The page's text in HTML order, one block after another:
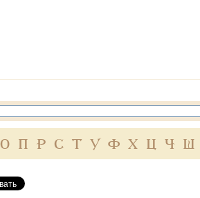
О П Р С Т У Ф Х Ц Ч Ш